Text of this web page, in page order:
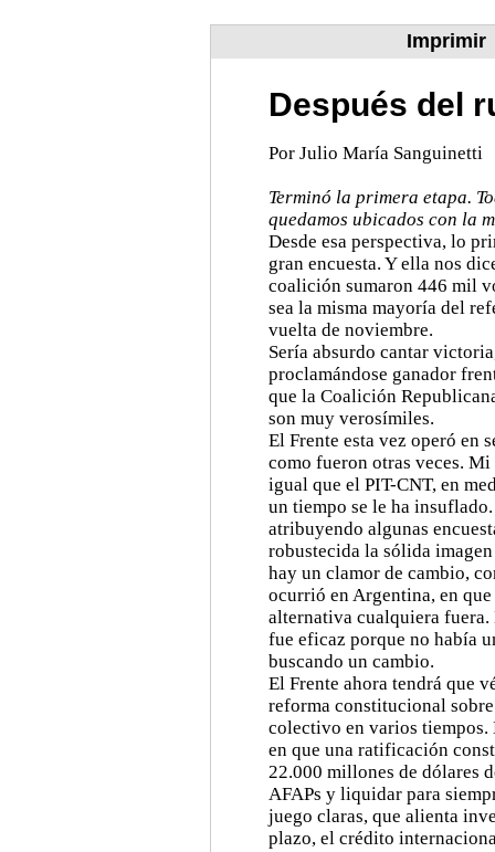
Imprimir
Después del
Por Julio María Sanguinetti
Terminó la primera etapa.
quedamos ubicados con la
Desde esa perspectiva, lo
gran encuesta. Y ella nos
coalición sumaron 446 mil
sea la misma mayoría del
vuelta de noviembre.
Sería absurdo cantar
proclamándose ganador
que la Coalición
son muy verosímiles.
El Frente esta vez operó en
como fueron otras veces.
igual que el PIT-CNT, en
un tiempo se le ha
atribuyendo algunas
robustecida la sólida
hay un clamor de cambio,
ocurrió en Argentina, en
alternativa cualquiera
fue eficaz porque no había
buscando un cambio.
El Frente ahora tendrá que
reforma constitucional
colectivo en varios tiempos.
en que una ratificación
22.000 millones de dólares
AFAPs y liquidar para
juego claras, que alienta
plazo, el crédito